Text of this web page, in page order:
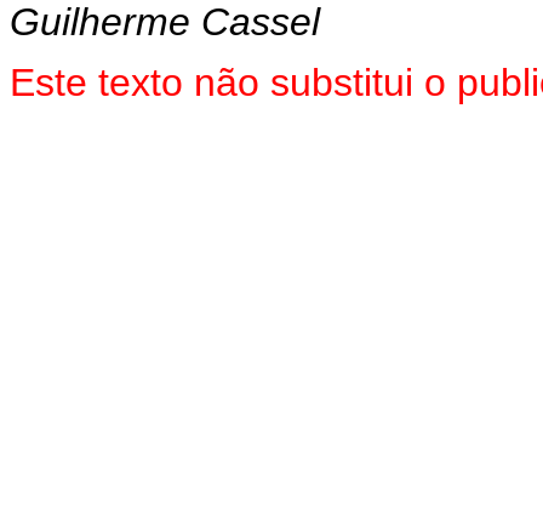
Guilherme Cassel
Este texto não substitui o